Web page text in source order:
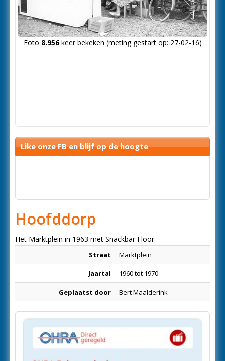
Foto 8.956keer bekeken (meting gestart op: 27-02-16)
Like onze FB en blijf op de hoogte
Hoofddorp
Het Marktplein in 1963 met Snackbar Floor
Straat Marktplein
Jaartal 1960 tot 1970
Geplaatst door Bert Maalderink